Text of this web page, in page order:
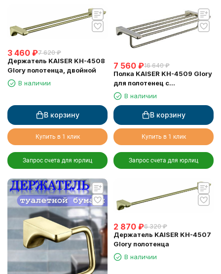
3 460 ₽7 620 ₽
Держатель KAISER KH-4508
Glory полотенца, двойной
В наличии
В корзину
Купить в 1 клик
Запрос счета для юрлиц
7 560 ₽16 640 ₽
Полка KAISER KH-4509 Glory
для полотенец с
держателем
В наличии
В корзину
Купить в 1 клик
Запрос счета для юрлиц
2 870 ₽6 320 ₽
Держатель KAISER KH-4507
Glory полотенца
В наличии